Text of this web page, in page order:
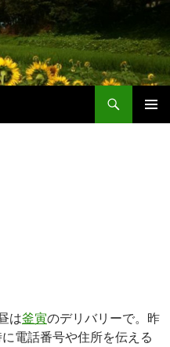
は釜寅のデリバリーで。昨
電話番号や住所を伝える